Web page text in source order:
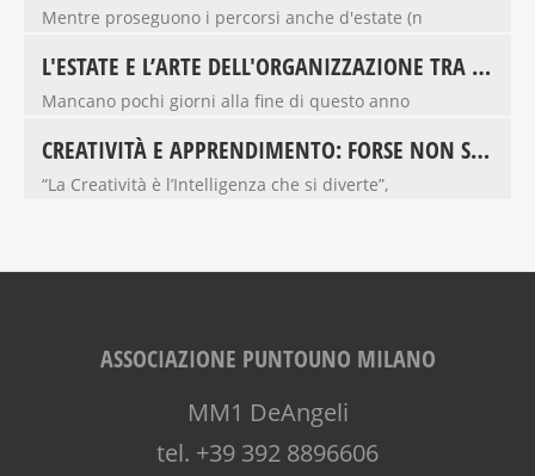
Mentre proseguono i percorsi anche d'estate (n
L'ESTATE E L’ARTE DELL'ORGANIZZAZIONE TRA GLI 8 E I 16 ANNI
Mancano pochi giorni alla fine di questo anno
CREATIVITÀ E APPRENDIMENTO: FORSE NON SAPEVI CHE...
“La Creatività è l’Intelligenza che si diverte”,
ASSOCIAZIONE PUNTOUNO MILANO
MM1 DeAngeli
tel. +39 392 8896606